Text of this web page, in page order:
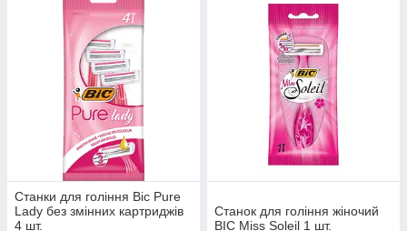
обходити всі контури тіла, забезпечуючи ідеальну
гладкість з першого руху. 🕊️☁️
Турбота про шкіру:
🌿 Конструкція станків мінімізує
тиск на епідерміс, запобігаючи почервонінням та
подразненням навіть на найчутливіших ділянках.
Nika Universe — ми знаємо, як підкреслити вашу
природну ніжність!❤️🥇 Обирайте якість, яка дарує
впевненість у собі кожного дня! 🌟💐💯
Станки для гоління Bic Pure
Lady без змінних картриджів
4 шт.
Станок для гоління жіночий
BIC Miss Soleil 1 шт.